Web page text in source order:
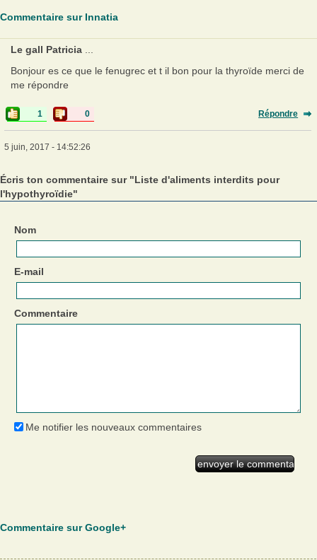
Commentaire sur Innatia
Le gall Patricia
Bonjour es ce que le fenugrec et t il bon pour la thyroïde merci de
me répondre
1 0 Répondre
5 juin, 2017 - 14:52:26
Écris ton commentaire sur "Liste d'aliments interdits pour
l'hypothyroïdie"
Nom
E-mail
Commentaire
Me notifier les nouveaux commentaires
Commentaire sur Google+